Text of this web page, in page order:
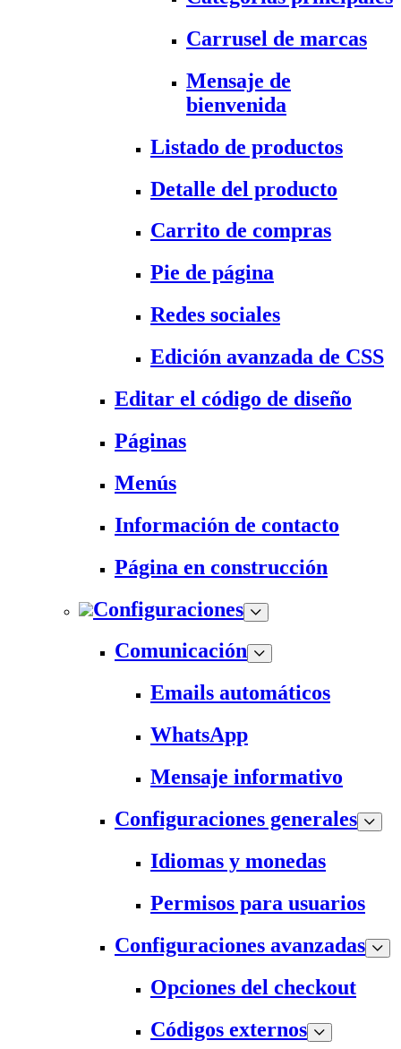
Carrusel de marcas
Mensaje de
bienvenida
Listado de productos
Detalle del producto
Carrito de compras
Pie de página
Redes sociales
Edición avanzada de CSS
Editar el código de diseño
Páginas
Menús
Información de contacto
Página en construcción
Configuraciones
Comunicación
Emails automáticos
WhatsApp
Mensaje informativo
Configuraciones generales
Idiomas y monedas
Permisos para usuarios
Configuraciones avanzadas
Opciones del checkout
Códigos externos